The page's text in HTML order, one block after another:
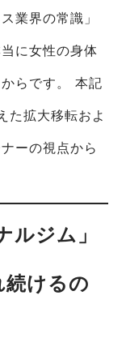
業界の常識」
に女性の身体
らです。 本記
た拡大移転およ
ーの視点から
ルジム」
けるの